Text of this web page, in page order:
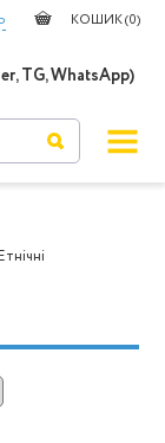
КОШИК (0)
TG, WhatsApp)